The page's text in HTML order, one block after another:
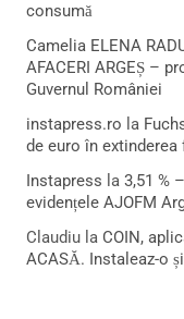
consumă
Camelia ELENA
AFACERI ARGEȘ –
Guvernul României
instapress.ro la
de euro în
Instapress la 3,51 %
evidențele AJOFM
Claudiu la COIN,
ACASĂ. Instaleaz-o